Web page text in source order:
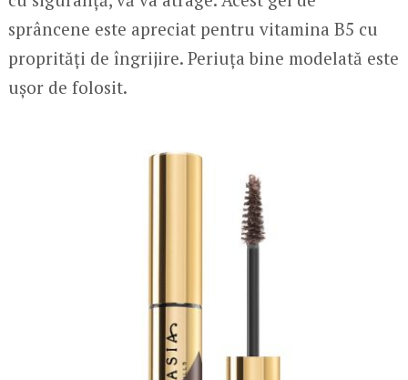
sprâncene este apreciat pentru vitamina B5 cu
proprități de îngrijire. Periuța bine modelată este
ușor de folosit.